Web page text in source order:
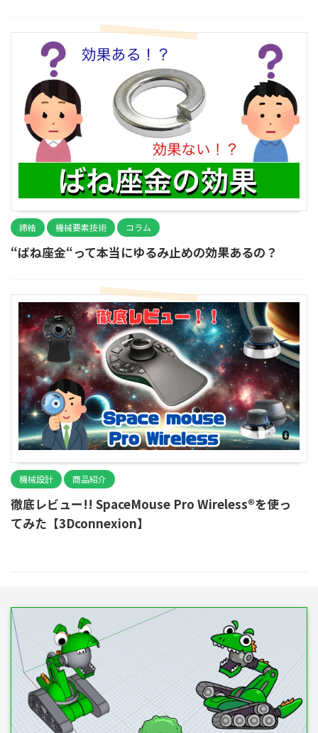
締結 機械要素技術 コラム
“ばね座金“って本当にゆるみ止めの効果あるの？
機械設計 商品紹介
徹底レビュー!! SpaceMouse Pro Wireless®を使っ
てみた【3Dconnexion】